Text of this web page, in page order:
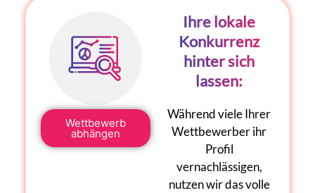
Wettbewerb
abhängen
Ihre lokale
Konkurrenz
hinter sich
lassen:
Während viele Ihrer
Wettbewerber ihr
Profil
vernachlässigen,
nutzen wir das volle